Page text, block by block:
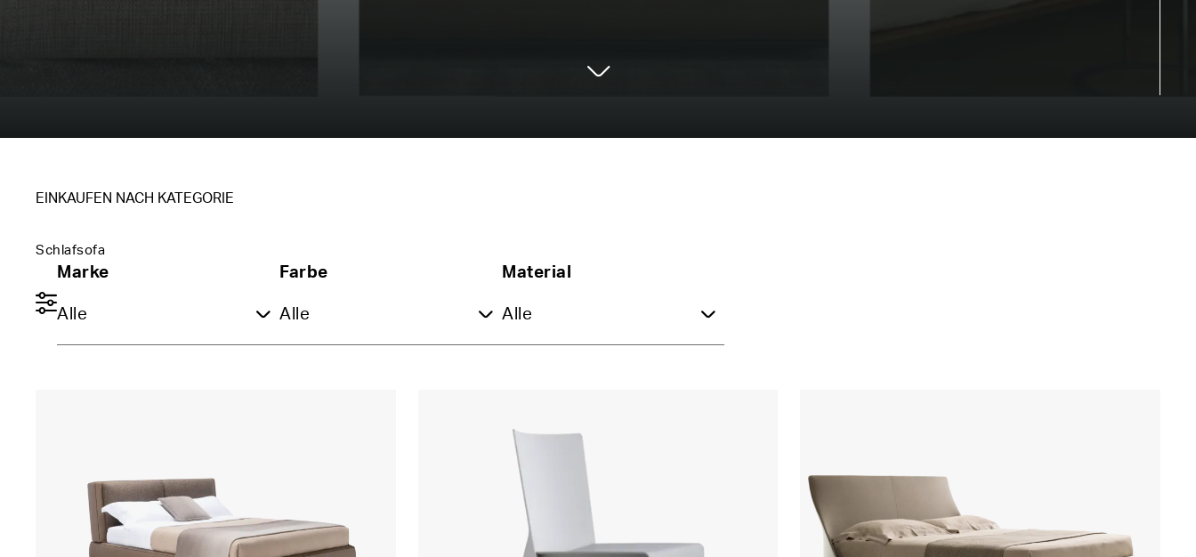
EINKAUFEN NACH KATEGORIE
Schlafsofa
Marke Farbe Material